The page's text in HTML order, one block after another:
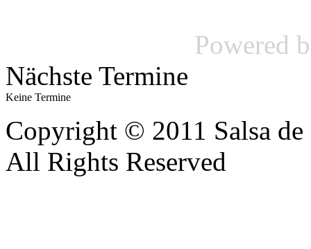
Powered
Nächste Termine
Keine Termine
Copyright © 2011 Salsa de
All Rights Reserved